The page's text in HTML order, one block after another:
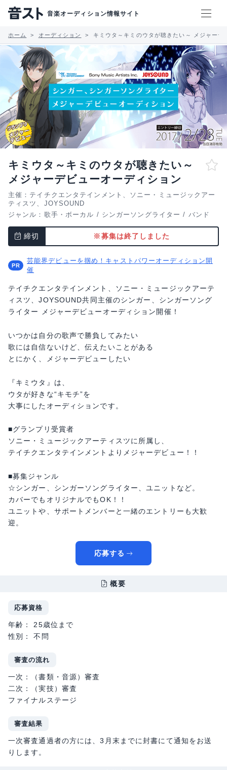
音楽オーディション情報サイト
ホーム オーディション キミウタ～キミのウタが聴きたい～ メジャーデ
キミウタ～キミのウタが聴きたい～
メジャーデビューオーディション
主催：テイチクエンタテインメント、ソニー・ミュージックアー
ティスツ、JOYSOUND
ジャンル： 歌手・ボーカル / シンガーソングライター / バンド
締切 ※募集は終了しました
芸能界デビューを掴め！キャストパワーオーディション開
催
テイチクエンタテインメント、ソニー・ミュージックアーテ
ィスツ、JOYSOUND共同主催のシンガー、シンガーソング
ライター メジャーデビューオーディション開催！
いつかは自分の歌声で勝負してみたい
歌には自信ないけど、伝えたいことがある
とにかく、メジャーデビューしたい
『キミウタ』は、
ウタが好きな“キモチ”を
大事にしたオーディションです。
■グランプリ受賞者
ソニー・ミュージックアーティスツに所属し、
テイチクエンタテインメントよりメジャーデビュー！！
■募集ジャンル
☆シンガー、シンガーソングライター、ユニットなど。
カバーでもオリジナルでもOK！！
ユニットや、サポートメンバーと一緒のエントリーも大歓
迎。
応募する
概要
応募資格
年齢： 25歳位まで
性別： 不問
審査の流れ
一次：（書類・音源）審査
二次：（実技）審査
ファイナルステージ
審査結果
一次審査通過者の方には、3月末までに封書にて通知をお送
りします。